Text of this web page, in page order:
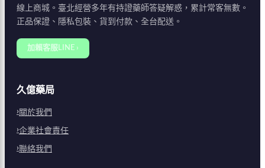
線上商城。臺北經營多年有持證藥師答疑解惑，累計常客無數。
正品保證、隱私包裝、貨到付款、全台配送。
加賴客服LINE ›
久億藥局
關於我們
企業社會責任
聯絡我們